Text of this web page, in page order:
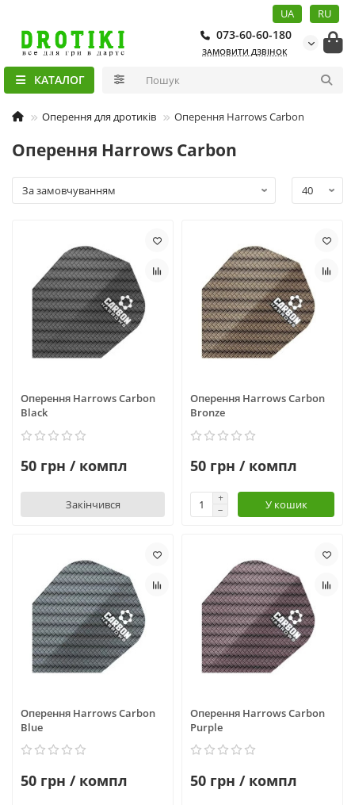
UA RU
073-60-60-180
ЗАМОВИТИ ДЗВІНОК
КАТАЛОГ
Оперення для дротиків Оперення Harrows Carbon
Оперення Harrows Carbon
Оперення Harrows Carbon
Black
50 грн / компл
Закінчився
Оперення Harrows Carbon
Bronze
50 грн / компл
У кошик
Оперення Harrows Carbon
Blue
50 грн / компл
Оперення Harrows Carbon
Purple
50 грн / компл